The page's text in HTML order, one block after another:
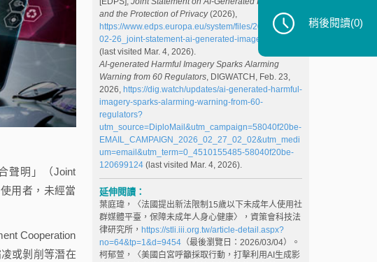
聲明」（Joint
用者，未經當
Cooperation
或剝削等潛在
and the Protection of Privacy(2026),
https://www.edps.europa.eu/system/files/2026-02/23-
02-26_joint-statement-ai-generated-imagery_en.pdf
(last visited Mar. 4, 2026).
AI-generated Harmful Imagery Sparks Alarming
Warning from 60 Regulators, DIGWATCH, Feb. 23,
2026, https://dig.watch/updates/ai-generated-harmful-
imagery-sparks-alarming-warning-from-60-
regulators?
utm_source=DiploMail&utm_campaign=58040f20be-
EMAIL_CAMPAIGN_2026_02_27_02_02&utm_medi
um=email&utm_term=0_4510155485-58040f20be-
120699124(last visited Mar. 4, 2026).
延伸閱讀：
葉庭瑋，〈法國提出新法限制15歲以下未成年人使用社
群媒體平臺，保障未成年人身心健康〉，資策會科技法
律研究所， https://stli.iii.org.tw/article-detail.aspx?
no=64&tp=1&d=9454（最後瀏覽日：2026/03/04）。
柯郁萱，〈美國白宮呼籲採取行動，打擊利用AI生成影
稍後閱讀(0)